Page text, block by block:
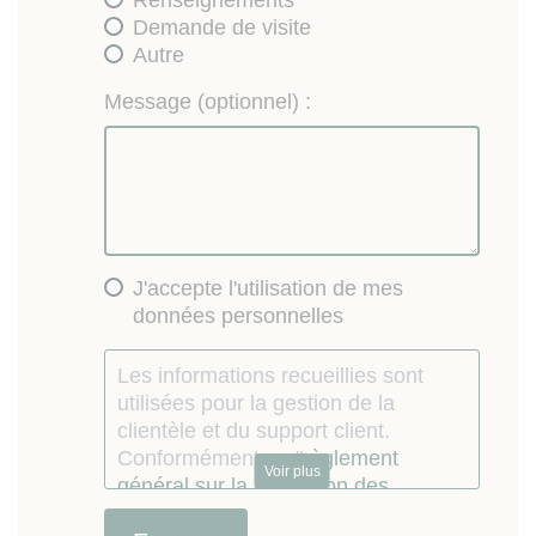
Demande de visite
Autre
Message (optionnel) :
J'accepte l'utilisation de mes
données personnelles
Les informations recueillies sont
utilisées pour la gestion de la
clientèle et du support client.
Conformément au "règlement
général sur la protection des
données personnelles
Voir plus